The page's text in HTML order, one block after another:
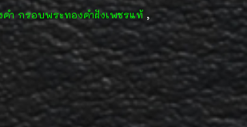
คำ กรอบพระทองคำฝังเพชรแท้ ,